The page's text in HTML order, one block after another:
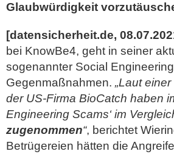
Glaubwürdigkeit
[datensicherheit.de,
bei KnowBe4, geht in seiner
sogenannter Social
Gegenmaßnahmen. „Laut
der US-Firma BioCatch haben
Engineering Scams‘ im
zugenommen“, berichtet
Betrügereien hätten die